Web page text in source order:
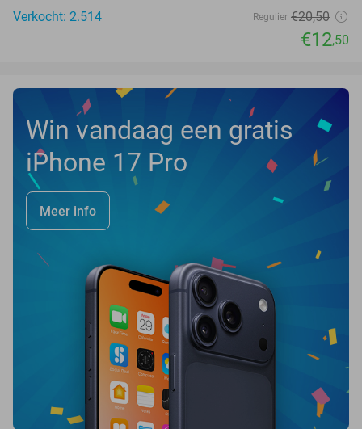
Verkocht: 2.514
Regulier €20,50
€12,50
Win vandaag een gratis
iPhone 17 Pro
Meer info